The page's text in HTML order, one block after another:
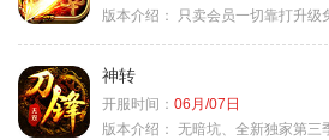
版本介绍：
只卖会员一切靠打升级
神转
开服时间： 06月/07日
版本介绍： 无暗坑、全新独家第三